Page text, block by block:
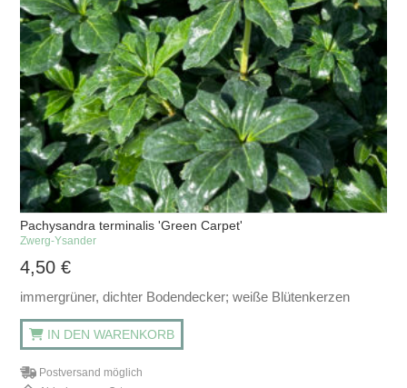
Pachysandra terminalis 'Green Carpet'
Zwerg-Ysander
4,50€
immergrüner, dichter Bodendecker; weiße Blütenkerzen
IN DEN WARENKORB
Postversand möglich